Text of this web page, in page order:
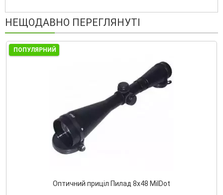
НЕЩОДАВНО ПЕРЕГЛЯНУТІ
ПОПУЛЯРНИЙ
Оптичний приціл Пилад 8х48 MilDot